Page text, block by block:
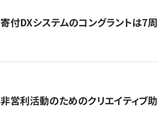
寄付DXシステムのコングラントは7
非営利活動のためのクリエイティブ